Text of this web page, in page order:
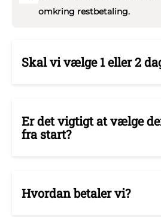
omkring restbetaling.
Skal vi vælge 1 eller 2
Er det vigtigt at vælge
fra start?
Hvordan betaler vi?